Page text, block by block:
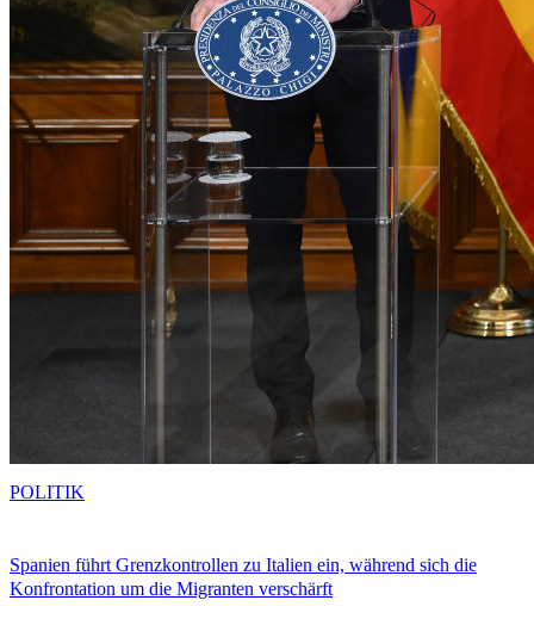
Spanien führt Grenzkontrollen zu Italien ein, während sich die
Konfrontation um die Migranten verschärft
POLITIK